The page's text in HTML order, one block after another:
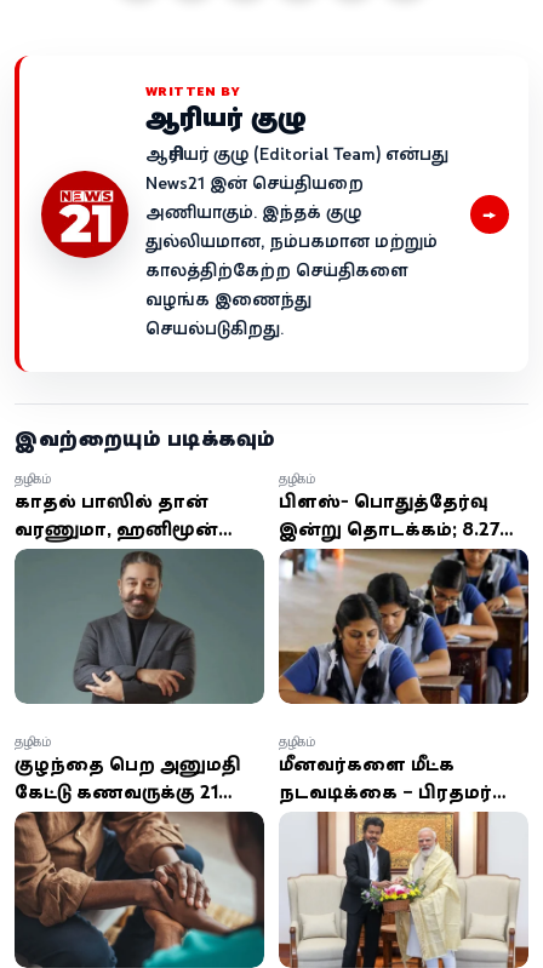
WRITTEN BY
ஆசிரியர் குழு
ஆசிரியர் குழு (Editorial Team) என்பது
News21 இன் செய்தியறை
அணியாகும். இந்தக் குழு
துல்லியமான, நம்பகமான மற்றும்
காலத்திற்கேற்ற செய்திகளை
வழங்க இணைந்து
செயல்படுகிறது.
→
இவற்றையும் படிக்கவும்
காதல் பாரிஸில் தான்
வரணுமா, ஹனிமூன்
ஸ்விட்சர்லாந்தில் தான்
இருக்கணுமா? - சினிமா
துறையினரிடம் கமல்
கேள்வி!
தமிழகம்
பிளஸ்-2 பொதுத்தேர்வு
இன்று தொடக்கம்; 8.27
லட்சம் மாணவர்கள்
பங்கேற்பு
தமிழகம்
குழந்தை பெற அனுமதி
கேட்டு கணவருக்கு 21
நாள் பரோல் கோரிய
பெண்.. நீதிமன்றம்
அதிரடி உத்தரவு
தமிழகம்
மீனவர்களை மீட்க
நடவடிக்கை – பிரதமர்
மோடியிடம் முதல்-
அமைச்சர் விஜய் வைத்த
முக்கிய கோரிக்கைகள்
தமிழகம்